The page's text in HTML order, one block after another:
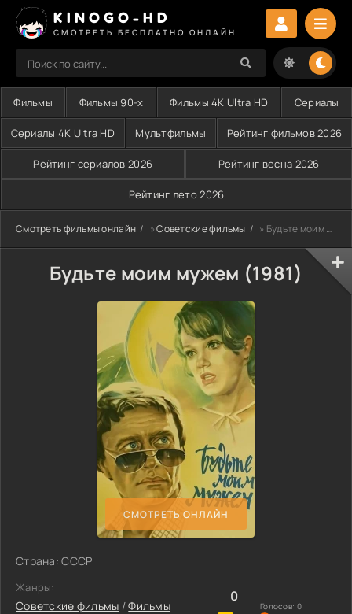
KINOGO-HD
СМОТРЕТЬ БЕСПЛАТНО ОНЛАЙН
Фильмы Фильмы 90-х Фильмы 4K Ultra HD Сериалы
Сериалы 4K Ultra HD Мультфильмы Рейтинг фильмов 2026
Рейтинг сериалов 2026 Рейтинг весна 2026
Рейтинг лето 2026
Смотреть фильмы онлайн »Советские фильмы » Будьте моим мужем (1981)
Будьте моим мужем (1981)
СМОТРЕТЬ ОНЛАЙН
Страна: СССР
Жанры:
Советские фильмы /Фильмы
0
Голосов: 0